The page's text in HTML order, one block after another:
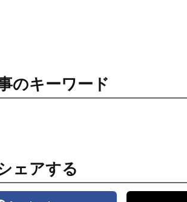
のキーワード
ェアする